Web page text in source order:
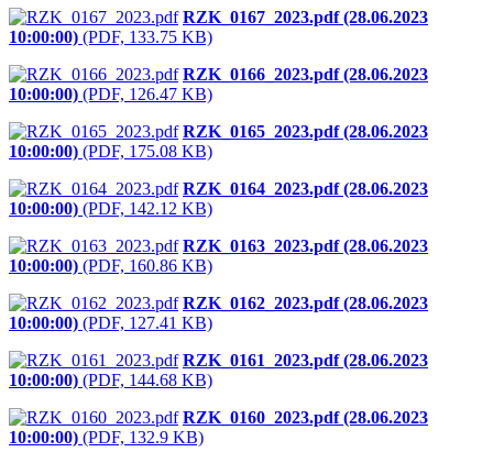
RZK_0167_2023.pdf (28.06.2023
10:00:00) (PDF, 133.75 KB)
RZK_0166_2023.pdf (28.06.2023
10:00:00) (PDF, 126.47 KB)
RZK_0165_2023.pdf (28.06.2023
10:00:00) (PDF, 175.08 KB)
RZK_0164_2023.pdf (28.06.2023
10:00:00) (PDF, 142.12 KB)
RZK_0163_2023.pdf (28.06.2023
10:00:00) (PDF, 160.86 KB)
RZK_0162_2023.pdf (28.06.2023
10:00:00) (PDF, 127.41 KB)
RZK_0161_2023.pdf (28.06.2023
10:00:00) (PDF, 144.68 KB)
RZK_0160_2023.pdf (28.06.2023
10:00:00) (PDF, 132.9 KB)